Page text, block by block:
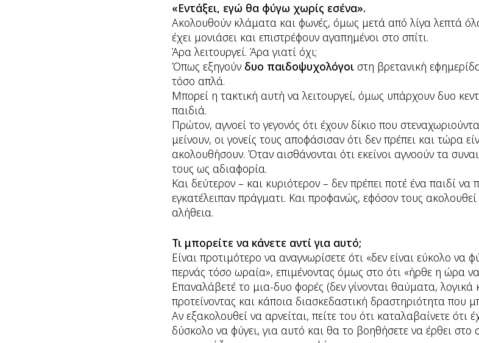
«Εντάξει, εγώ θα φύγω χωρίς εσένα».
Ακολουθούν κλάματα και φωνές, όμως μετά από λίγα λεπτά
έχει μονιάσει και επιστρέφουν αγαπημένοι στο σπίτι.
Άρα λειτουργεί. Άρα γιατί όχι;
Όπως εξηγούν δυο παιδοψυχολόγοι στη βρετανική
τόσο απλά.
Μπορεί η τακτική αυτή να λειτουργεί, όμως υπάρχουν δυο
παιδιά.
Πρώτον, αγνοεί το γεγονός ότι έχουν δίκιο που
μείνουν, οι γονείς τους αποφάσισαν ότι δεν πρέπει και τώρα
ακολουθήσουν. Όταν αισθάνονται ότι εκείνοι αγνοούν τα
τους ως αδιαφορία.
Και δεύτερον – και κυριότερον – δεν πρέπει ποτέ ένα παιδί να
εγκατέλειπαν πράγματι. Και προφανώς, εφόσον τους ακολουθεί
αλήθεια.
Τι μπορείτε να κάνετε αντί για αυτό;
Είναι προτιμότερο να αναγνωρίσετε ότι «δεν είναι εύκολο να
περνάς τόσο ωραία», επιμένοντας όμως στο ότι «ήρθε η ώρα
Επαναλάβετέ το μια-δυο φορές (δεν γίνονται θαύματα, λογικά
προτείνοντας και κάποια διασκεδαστική δραστηριότητα που
Αν εξακολουθεί να αρνείται, πείτε του ότι καταλαβαίνετε ότι
δύσκολο να φύγει, για αυτό και θα το βοηθήσετε να έρθει στο